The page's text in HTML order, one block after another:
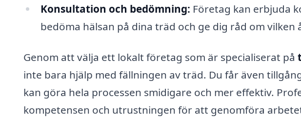
Konsultation och bedömning: Företag kan erbjuda
bedöma hälsan på dina träd och ge dig råd om vilken
Genom att välja ett lokalt företag som är specialiserat på
inte bara hjälp med fällningen av träd. Du får även
kan göra hela processen smidigare och mer effektiv.
kompetensen och utrustningen för att genomföra